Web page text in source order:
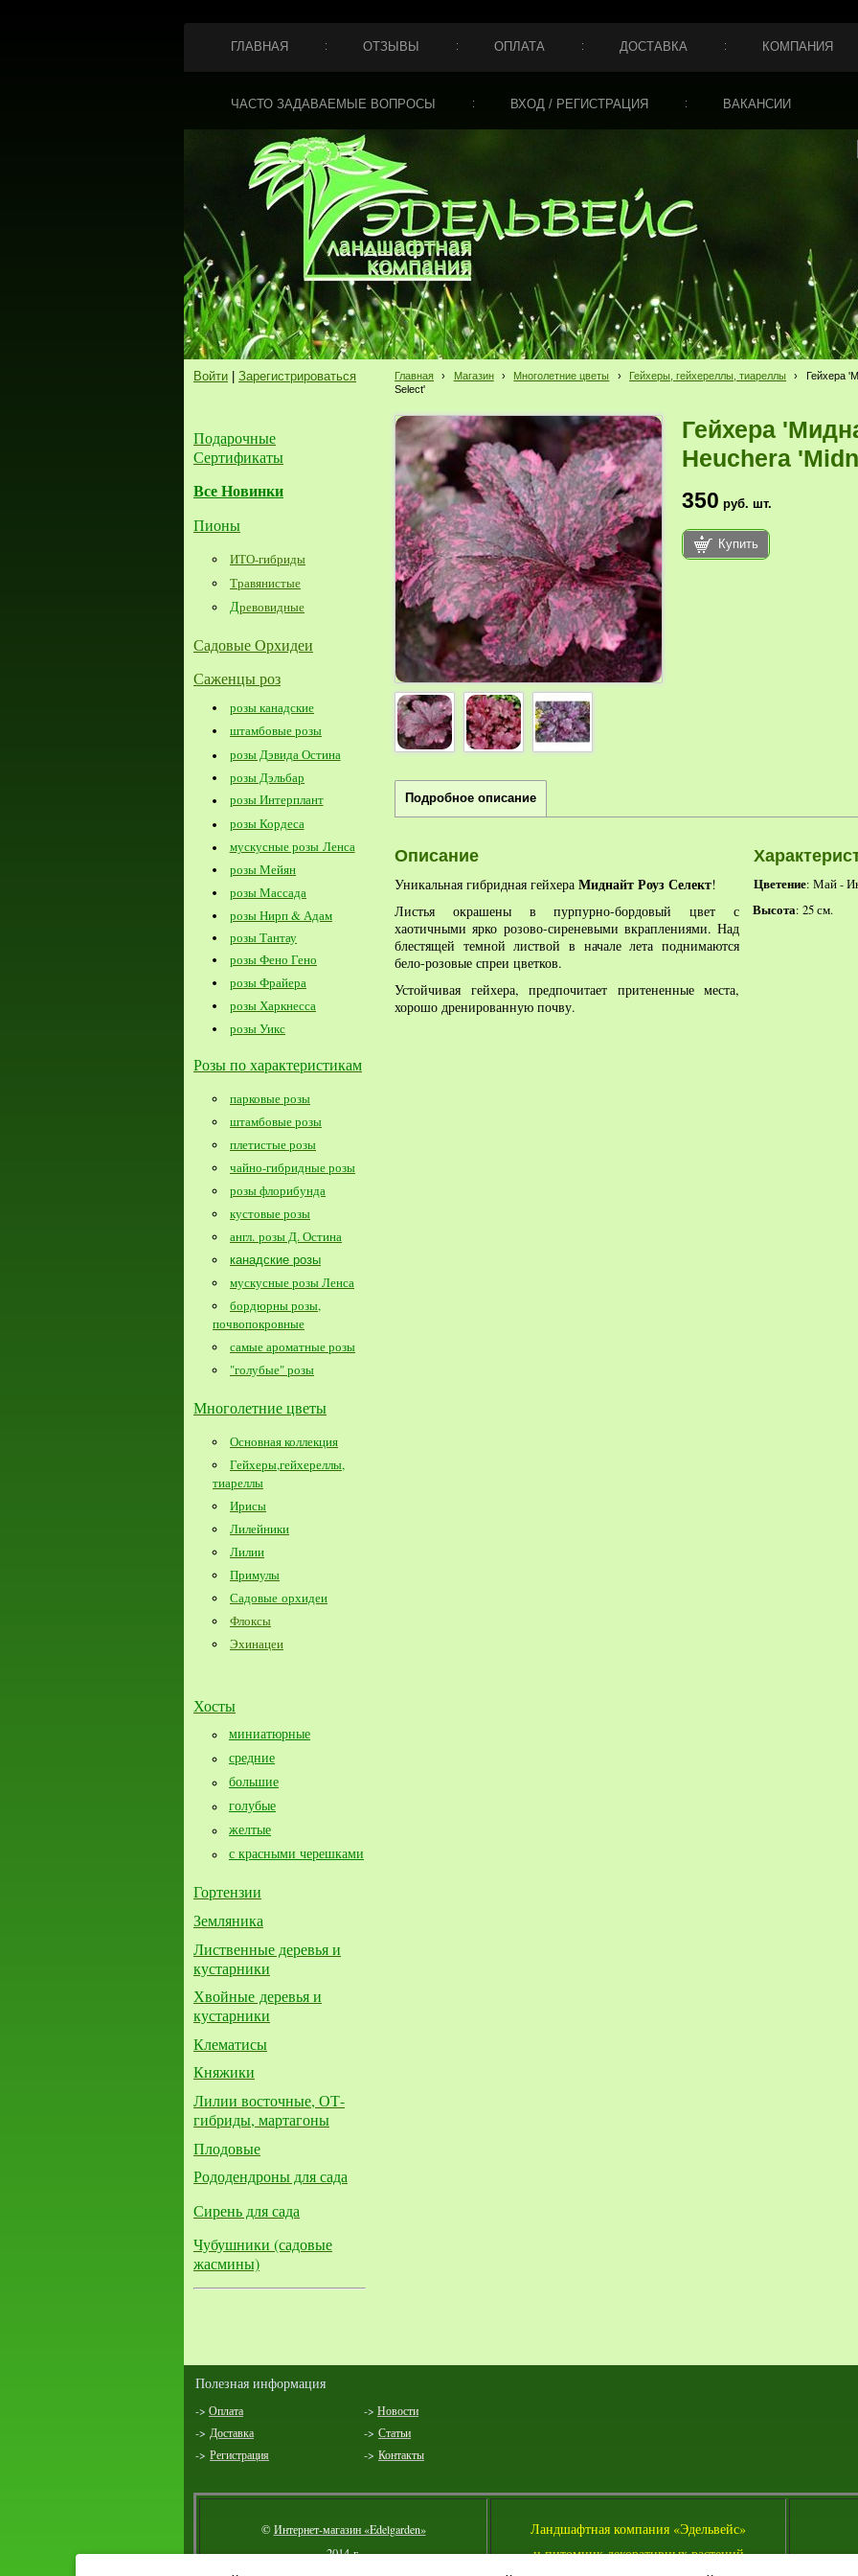
ГЛАВНАЯ ОТЗЫВЫ ОПЛАТА ДОСТАВКА КОМПАНИЯ
ЧАСТО ЗАДАВАЕМЫЕ ВОПРОСЫ ВХОД / РЕГИСТРАЦИЯ ВАКАНСИИ
Войти Зарегистрироваться
Подарочные
Сертификаты
Все Новинки
Пионы
ИТО-гибриды
Травянистые
Древовидные
Садовые Орхидеи
Саженцы роз
розы канадские
штамбовые розы
розы Дэвида Остина
розы Дэльбар
розы Интерплант
розы Кордеса
мускусные розы Ленса
розы Мейян
розы Массада
розы Нирп & Адам
розы Тантау
розы Фено Гено
розы Фрайера
розы Харкнесса
розы Уикс
Розы по характеристикам
парковые розы
штамбовые розы
плетистые розы
чайно-гибридные розы
розы флорибунда
кустовые розы
англ. розы Д. Остина
канадские розы
мускусные розы Ленса
бордюрны розы,
почвопокровные
самые ароматные розы
"голубые" розы
Многолетние цветы
Основная коллекция
Гейхеры,гейхереллы,
тиареллы
Ирисы
Лилейники
Лилии
Примулы
Садовые орхидеи
Флоксы
Эхинацеи
Хосты
миниатюрные
средние
большие​
голубые
желтые
с красными черешками
Гортензии
Земляника
Лиственные деревья и
кустарники
Хвойные деревья и
кустарники
Клематисы
Княжики
Лилии восточные, ОТ-
гибриды, мартагоны
Плодовые
Рододендроны для сада
Сирень для сада
Чубушники (садовые
жасмины)
Главная › Магазин › Многолетние цветы › Гейхеры, гейхереллы, тиареллы ›
Гейхера
Select'
Гейхера
Heuchera
350 руб. шт.
Купить
Подробное описание
Описание
Уникальная гибридная гейхера Миднайт Роуз Селект!
Листья окрашены в пурпурно-бордовый цвет с
хаотичными ярко розово-сиреневыми вкраплениями. Над
блестящей темной листвой в начале лета поднимаются
бело-розовые спреи цветков.
Устойчивая гейхера, предпочитает притененные места,
хорошо дренированную почву.
Цветение: Май -
Высота: 25 см.
Полезная информация
-> Оплата -> Новости
-> Доставка -> Статьи
-> Регистрация -> Контакты
©Интернет-магазин «Edelgarden»
2014 г.
Ландшафтная компания «Эдельвейс»
и питомник декоративных растений